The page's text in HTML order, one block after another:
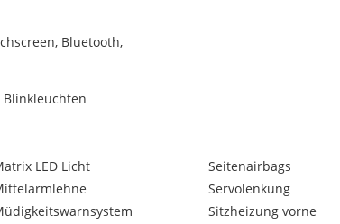
Bluetooth,
Blinkleuchten
LED Licht
Seitenairbags
Servolenkung
Sitzheizung vorne